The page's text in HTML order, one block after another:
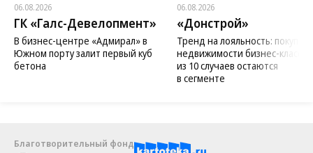
06.08.2026
ГК «Галс-Девелопмент»
В бизнес-центре «Адмирал» в
Южном порту залит первый куб
бетона
06.08.2026
«Донстрой»
Тренд на лояльность:
недвижимости бизнес-класса
из 10 случаев остаются
в сегменте
Благотворительный фонд